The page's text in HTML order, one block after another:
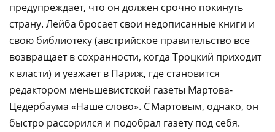
предупреждает, что он должен срочно покинуть
страну. Лейба бросает свои недописанные книги и
свою библиотеку (австрийское правительство все
возвращает в сохранности, когда Троцкий приходит
к власти) и уезжает в Париж, где становится
редактором меньшевистской газеты Мартова-
Цедербаума «Наше слово». С Мартовым, однако, он
быстро рассорился и подобрал газету под себя.